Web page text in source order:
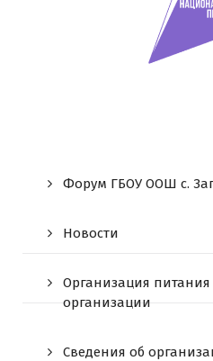
Форум ГБОУ ООШ c.
Новости
Организация
организации
Сведения об